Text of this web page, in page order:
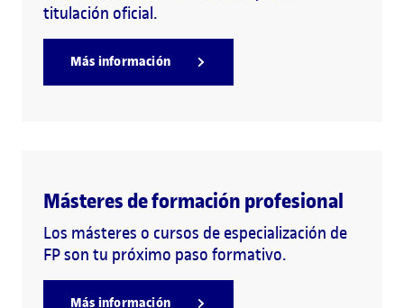
titulación oficial.
Más información
Másteres de formación profesional
Los másteres o cursos de especialización de
FP son tu próximo paso formativo.
Más información